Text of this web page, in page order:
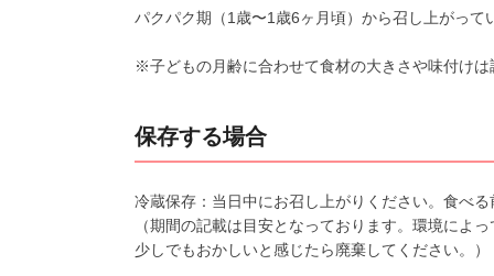
パクパク期（1歳〜1歳6ヶ月頃）から召し上がって
※子どもの月齢に合わせて食材の大きさや味付け
保存する場合
冷蔵保存：当日中にお召し上がりください。食べ
（期間の記載は目安となっております。環境によ
少しでもおかしいと感じたら廃棄してください。）